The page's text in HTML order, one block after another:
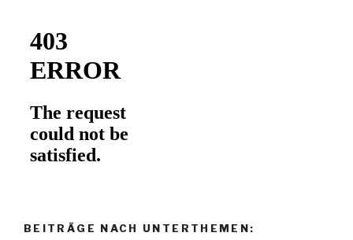
BEITRÄGE NACH UNTERTHEMEN: